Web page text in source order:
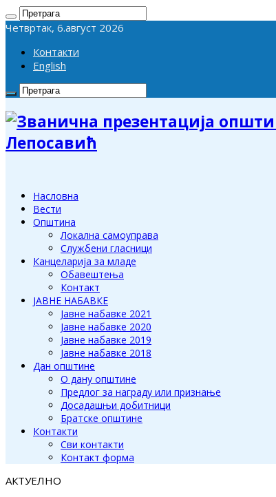
Четвртак, 6.август 2026
Контакти
English
Лепосавић
Насловна
Вести
Општина
Локална самоуправа
Службени гласници
Канцеларија за младе
Обавештења
Контакт
ЈАВНЕ НАБАВКЕ
Јавне набавке 2021
Јавне набавке 2020
Јавне набавке 2019
Јавне набавке 2018
Дан општине
О дану општине
Предлог за награду или признање
Досадашњи добитници
Братске општине
Контакти
Сви контакти
Контакт форма
АКТУЕЛНО